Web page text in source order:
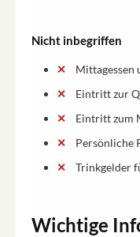
Nicht inbegriffen
Mittagessen
Eintritt zur
Eintritt zum
Persönliche
Trinkgelder
Wichtige